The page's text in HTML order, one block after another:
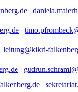
leitung@kikri-